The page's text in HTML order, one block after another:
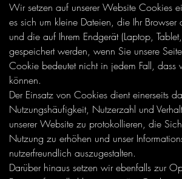
Wir setzen auf unserer Website Cookies
es sich um kleine Dateien, die Ihr Browser
und die auf Ihrem Endgerät (Laptop,
gespeichert werden, wenn Sie unsere
Cookie bedeutet nicht in jedem Fall, dass
können.
Der Einsatz von Cookies dient einerseits
Nutzungshäufigkeit, Nutzerzahl und
unserer Website zu protokollieren, die
Nutzung zu erhöhen und unser
nutzerfreundlich auszugestalten.
Darüber hinaus setzen wir ebenfalls zur